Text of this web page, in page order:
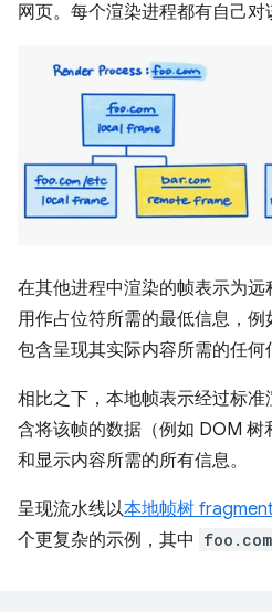
网页。每个渲染进程都有自己对
在其他进程中渲染的帧表示为
用作占位符所需的最低信息，
包含呈现其实际内容所需的任何
相比之下，本地帧表示经过标
含将该帧的数据（例如 DOM
和显示内容所需的所有信息。
呈现流水线以本地帧树
个更复杂的示例，其中 foo.com